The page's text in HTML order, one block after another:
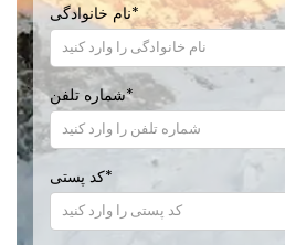
نام خانوادگی*
شماره تلفن*
کد پستی*